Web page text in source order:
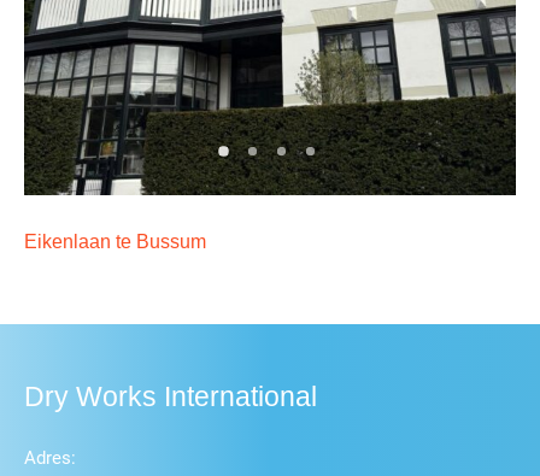
Eikenlaan te Bussum
Dry Works International
Adres: